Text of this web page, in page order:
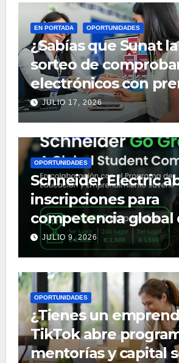
EN PORTADA OPORTUNIDADES
¿Sabías que Sunat
sorteo de
electrónicos con
hasta S/ 100,000?
aquí los detalles
JULIO 17, 2026
OPORTUNIDADES
Schneider Electric
inscripciones para
competencia global
innovación con
mil euros
JULIO 9, 2026
OPORTUNIDADES
¿Tienes un
TikTok abre
mentorías y capital